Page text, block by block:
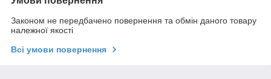
Законом не передбачено повернення та обмін даного товару
належної якості
Всі умови повернення